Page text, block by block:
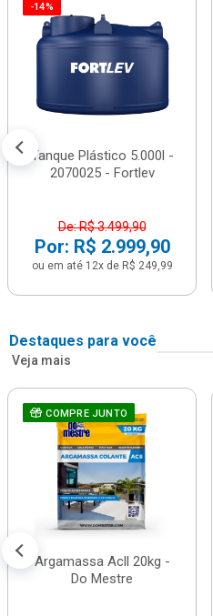
-14%
Tanque Plástico 5.000l -
2070025 - Fortlev
De: R$ 3.499,90
Por: R$ 2.999,90
ou em até 12x de R$ 249,99
Destaques para você
Veja mais
COMPRE JUNTO
Argamassa Acll 20kg -
Do Mestre